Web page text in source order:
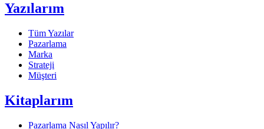
Yazılarım
Tüm Yazılar
Pazarlama
Marka
Strateji
Müşteri
Kitaplarım
Pazarlama Nasıl Yapılır?